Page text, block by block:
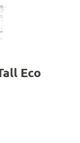
Eco